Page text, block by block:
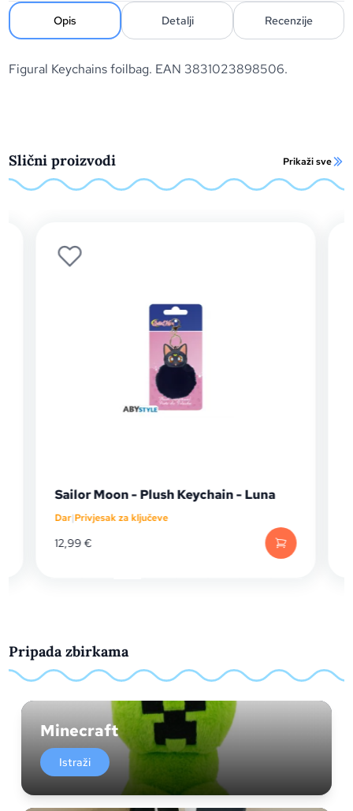
Opis Detalji Recenzije
Figural Keychains foilbag. EAN 3831023898506.
Slični proizvodi Prikaži sve
Sailor Moon - Plush Keychain - Luna
Dar|Privjesak za ključeve
12,99€
Pripada zbirkama
Minecraft
Istraži